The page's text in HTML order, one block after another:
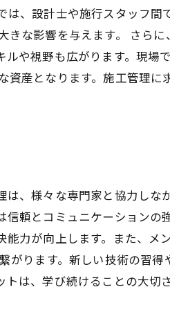
、設計士や施行スタッフ間
な影響を与えます。 さらに
や視野も広がります。現場
産となります。施工管理に
、様々な専門家と協力しな
頼とコミュニケーションの
力が向上します。また、メ
がります。新しい技術の習得
は、学び続けることの大切